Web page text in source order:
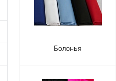
Болонья